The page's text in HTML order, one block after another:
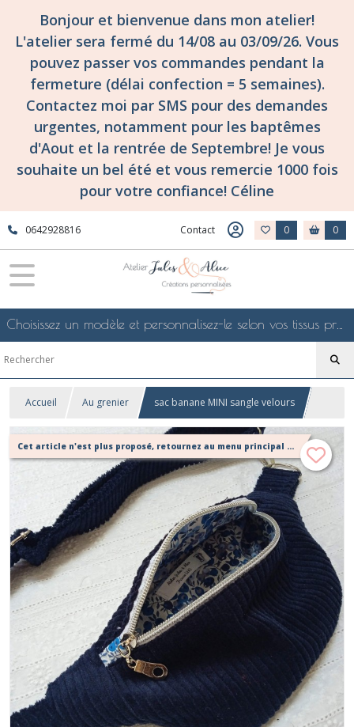
Bonjour et bienvenue dans mon atelier!
L'atelier sera fermé du 14/08 au 03/09/26. Vous
pouvez passer vos commandes pendant la
fermeture (délai confection = 5 semaines).
Contactez moi par SMS pour des demandes
urgentes, notamment pour les baptêmes
d'Aout et la rentrée de Septembre! Je vous
souhaite un bel été et vous remercie 1000 fois
pour votre confiance! Céline
0642928816 Contact 0 0
Choisissez un modèle et personnalisez-le selon vos tissus préférés de mes collections en ligne, je le confectionnerai selon vos souhaits
Accueil Au grenier sac banane MINI sangle velours
Cet article n'est plus proposé, retournez au menu principal ou contactez moi!